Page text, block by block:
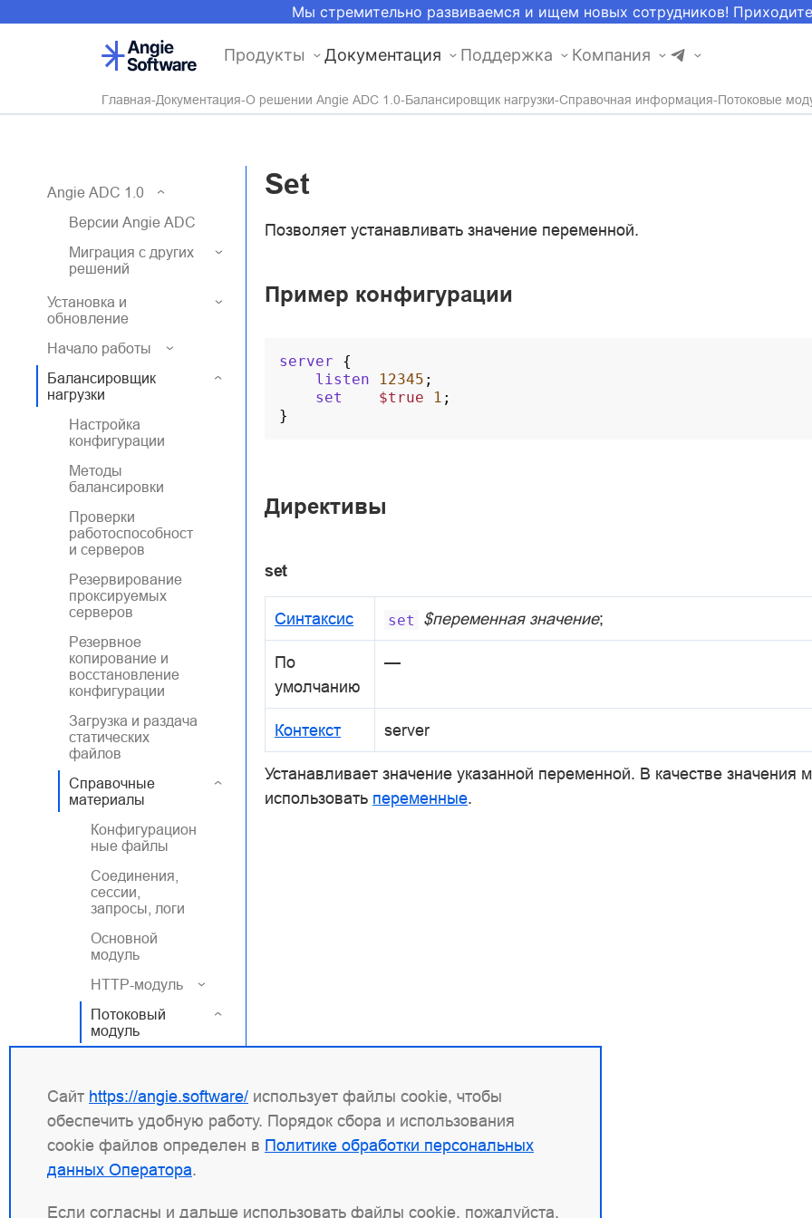
Мы стремительно развиваемся и ищем новых сотрудников!
Продукты Документация Поддержка Компания
Главная Документация О решении Angie ADC 1.0 Балансировщик нагрузки Справочная информация Потоковые
Angie ADC 1.0
Версии Angie ADC
Миграция с других
решений
Установка и
обновление
Начало работы
Балансировщик
нагрузки
Настройка
конфигурации
Методы
балансировки
Проверки
работоспособност
и серверов
Резервирование
проксируемых
серверов
Резервное
копирование и
восстановление
конфигурации
Загрузка и раздача
статических
файлов
Справочные
материалы
Конфигурацион
ные файлы
Соединения,
сессии,
запросы, логи
Основной
модуль
HTTP-модуль
Потоковый
модуль
Access
ACME
Geo
Limit Conn
Log
Set
Позволяет устанавливать значение переменной.
Пример конфигурации
server
{
listen
12345 ;
set
$true 1 ;
}
Директивы
set
Синтаксис set $переменная значение;
По
умолчанию
—
Контекст server
Устанавливает значение указанной переменной. В качестве значения
использовать переменные.
Сайт https://angie.software/ использует файлы cookie, чтобы
обеспечить удобную работу. Порядок сбора и использования
cookie файлов определен в Политике обработки персональных
данных Оператора.
Если согласны и дальше использовать файлы cookie, пожалуйста,